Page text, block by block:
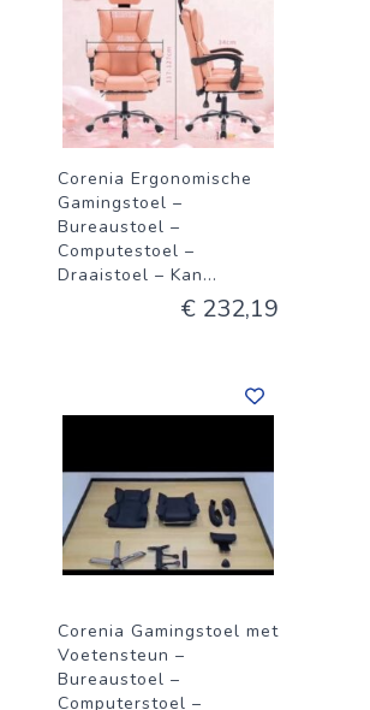
Corenia Ergonomische
Gamingstoel –
Bureaustoel –
Computestoel –
Draaistoel – Kan...
€ 232,19
Corenia Gamingstoel met
Voetensteun –
Bureaustoel –
Computerstoel –